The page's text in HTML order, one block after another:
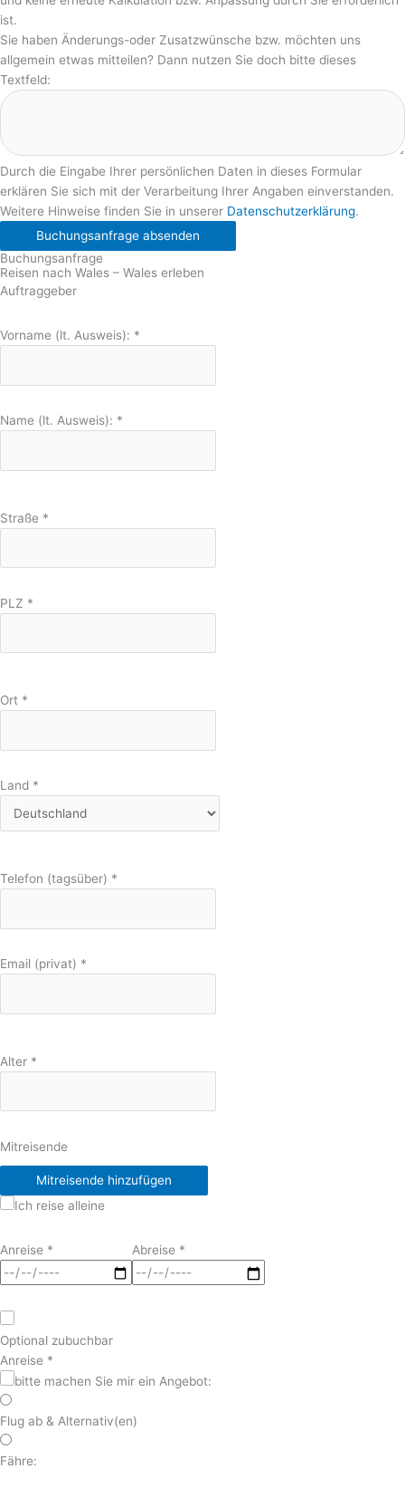
ist.
Sie haben Änderungs-oder Zusatzwünsche bzw. möchten uns
allgemein etwas mitteilen? Dann nutzen Sie doch bitte dieses
Textfeld:
Durch die Eingabe Ihrer persönlichen Daten in dieses Formular
erklären Sie sich mit der Verarbeitung Ihrer Angaben einverstanden.
Weitere Hinweise finden Sie in unserer Datenschutzerklärung.
Buchungsanfrage absenden
Buchungsanfrage
Reisen nach Wales – Wales erleben
Auftraggeber
Vorname (lt. Ausweis): *
Name (lt. Ausweis): *
Straße *
PLZ *
Ort *
Land *
Telefon (tagsüber) *
Email (privat) *
Alter *
Mitreisende
Mitreisende hinzufügen
Ich reise alleine
Anreise * Abreise *
Optional zubuchbar
Anreise *
bitte machen Sie mir ein Angebot:
Flug ab & Alternativ(en)
Fähre: